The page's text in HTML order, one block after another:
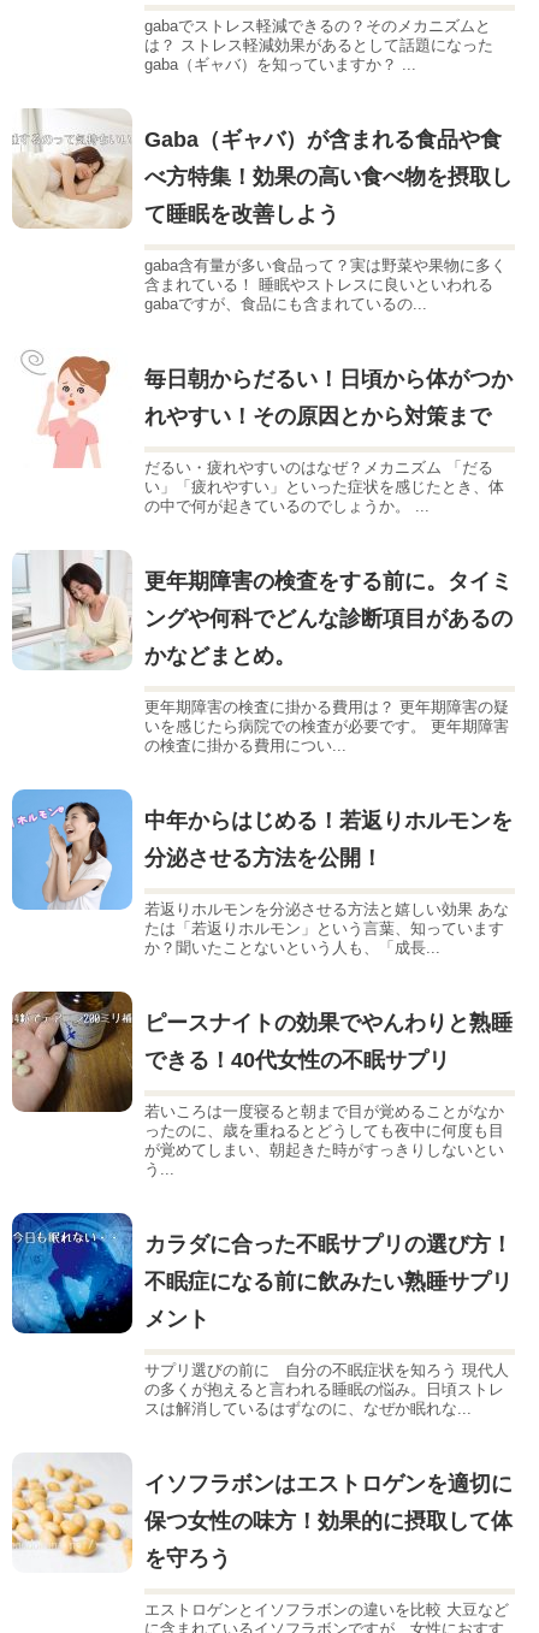
gabaでストレス軽減できるの？そのメカニズムと
は？ ストレス軽減効果があるとして話題になった
gaba（ギャバ）を知っていますか？ ...
Gaba（ギャバ）が含まれる食品や食
べ方特集！効果の高い食べ物を摂取し
て睡眠を改善しよう
gaba含有量が多い食品って？実は野菜や果物に多く
含まれている！ 睡眠やストレスに良いといわれる
gabaですが、食品にも含まれているの...
毎日朝からだるい！日頃から体がつか
れやすい！その原因とから対策まで
だるい・疲れやすいのはなぜ？メカニズム 「だる
い」「疲れやすい」といった症状を感じたとき、体
の中で何が起きているのでしょうか。 ...
更年期障害の検査をする前に。タイミ
ングや何科でどんな診断項目があるの
かなどまとめ。
更年期障害の検査に掛かる費用は？ 更年期障害の疑
いを感じたら病院での検査が必要です。 更年期障害
の検査に掛かる費用につい...
中年からはじめる！若返りホルモンを
分泌させる方法を公開！
若返りホルモンを分泌させる方法と嬉しい効果 あな
たは「若返りホルモン」という言葉、知っています
か？聞いたことないという人も、「成長...
ピースナイトの効果でやんわりと熟睡
できる！40代女性の不眠サプリ
若いころは一度寝ると朝まで目が覚めることがなか
ったのに、歳を重ねるとどうしても夜中に何度も目
が覚めてしまい、朝起きた時がすっきりしないとい
う...
カラダに合った不眠サプリの選び方！
不眠症になる前に飲みたい熟睡サプリ
メント
サプリ選びの前に 自分の不眠症状を知ろう 現代人
の多くが抱えると言われる睡眠の悩み。日頃ストレ
スは解消しているはずなのに、なぜか眠れな...
イソフラボンはエストロゲンを適切に
保つ女性の味方！効果的に摂取して体
を守ろう
エストロゲンとイソフラボンの違いを比較 大豆など
に含まれているイソフラボンですが、女性におすす